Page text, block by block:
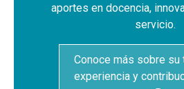
aportes en docencia,
servicio.
Conoce más sobre su
experiencia y